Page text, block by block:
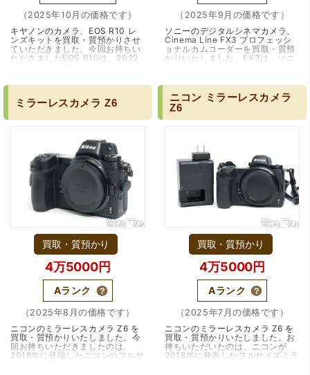
（2025年10月の価格です）
キヤノンのカメラ、EOS R10 レ
ンズキットを買取・質預かりさせ
ていただきました。今回お持ちい
ただきましたEOS R10は、2022
用、小型・軽量な…（大阪・豊中
（2025年9月の価格です）
ソニーのデジタルシネマカメラ、
Cinema Line FX3 プロフェッシ
ョナルカムコーダーを買取・質預
かりいたしました。FX3は、ソニ
カメラです。ク…（兵庫・川西
市・雲雀丘花屋敷）
ミラーレスカメラ Z6
買取・質預かり
4万5000円
Aランク
（2025年8月の価格です）
ニコンのミラーレスカメラ Z6 を
買取・質預かりいたしました。今
回お持ちいただきましたのは、
2018年に登場したニコンのフルサ
ニコン ミラーレスカメラ
Z6
買取・質預かり
4万5000円
Aランク
（2025年7月の価格です）
ニコンのミラーレスカメラ Z6 を
買取・質預かりいたしました。お
持ちいただいたのは、ニコンが
2018年に発表したフルサイズミラ